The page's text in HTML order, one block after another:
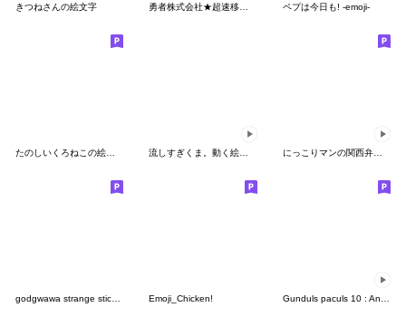
きつねさんの絵文字 ペプは今日も! -emoji-
にっこりマンの関西弁やねん絵文字
godgwawa strange stickers Emoji_Chicken! Gunduls paculs 10 : Animated emoji